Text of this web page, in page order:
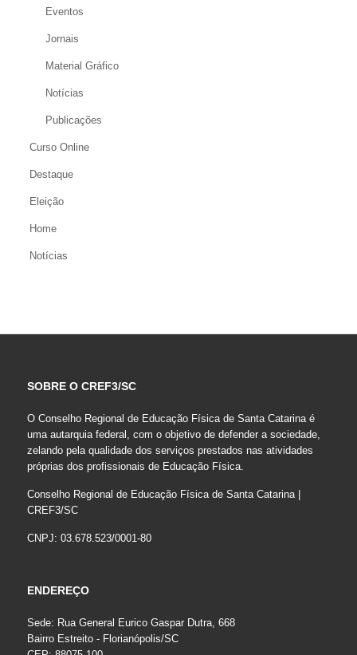
Eventos
Jornais
Material Gráfico
Notícias
Publicações
Curso Online
Destaque
Eleição
Home
Notícias
SOBRE O CREF3/SC
O Conselho Regional de Educação Física de Santa Catarina é
uma autarquia federal, com o objetivo de defender a sociedade,
zelando pela qualidade dos serviços prestados nas atividades
próprias dos profissionais de Educação Física.
Conselho Regional de Educação Física de Santa Catarina |
CREF3/SC
CNPJ: 03.678.523/0001-80
ENDEREÇO
Sede: Rua General Eurico Gaspar Dutra, 668
Bairro Estreito - Florianópolis/SC